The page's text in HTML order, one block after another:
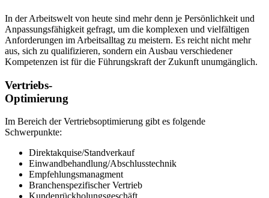
In der Arbeitswelt von heute sind mehr denn je Persönlichkeit und
Anpassungsfähigkeit gefragt, um die komplexen und vielfältigen
Anforderungen im Arbeitsalltag zu meistern. Es reicht nicht mehr
aus, sich zu qualifizieren, sondern ein Ausbau verschiedener
Kompetenzen ist für die Führungskraft der Zukunft unumgänglich.
Vertriebs-
Optimierung
Im Bereich der Vertriebsoptimierung gibt es folgende
Schwerpunkte:
Direktakquise/Standverkauf
Einwandbehandlung/Abschlusstechnik
Empfehlungsmanagment
Branchenspezifischer Vertrieb